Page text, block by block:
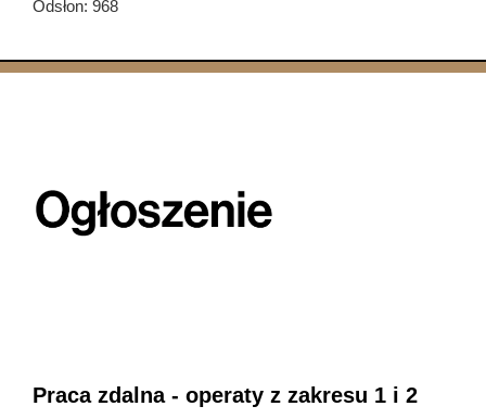
Odsłon: 968
Praca zdalna - operaty z zakresu 1 i 2